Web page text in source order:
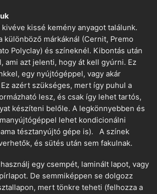
kissé kemény anyagot találunk.
különböző márkáknál (Cernit, Premo
Polyclay) és színeknél. Kibontás után
ami azt jelenti, hogy át kell gyúrni. Ez
egy nyújtógéppel, vagy akár
azért szükséges, mert így puhul a
lesz, és csak így lehet tartós,
készíteni belőle. A legkönnyebben és
lehet kondicionálni
tésztanyújtó gépe is). A színek
és sütés után sem fakulnak.
egy csempét, laminált lapot, vagy
De semmiképpen se dolgozz
mert tönkre teheti (felhozza a